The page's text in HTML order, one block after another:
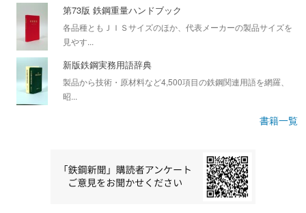
第73版 鉄鋼重量ハンドブック
各品種ともＪＩＳサイズのほか、代表メーカーの製品サイズを
見やす...
新版鉄鋼実務用語辞典
製品から技術・原材料など4,500項目の鉄鋼関連用語を網羅、
昭...
書籍一覧